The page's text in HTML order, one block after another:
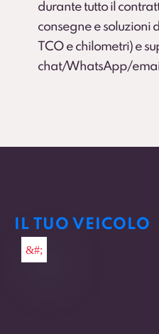
durante tutto il
consegne e soluzioni
TCO e chilometri) e
chat/WhatsApp/
IL TUO VEICOLO